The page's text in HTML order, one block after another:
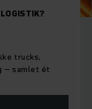
Sådan
vælge en brugt